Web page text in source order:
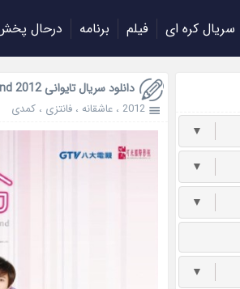
سریال کره ای فیلم برنامه درحال
دانلود سریال تایوانی Absolute Friend 2012
2012 ، عاشقانه ، فانتزی ، کمدی
▼
▼
▼
▼